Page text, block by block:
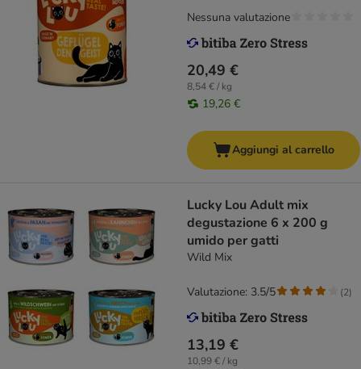
20,49 €
8,54 € / kg
19,26 €
Nessuna valutazione
Aggiungi al carrello
Lucky Lou Adult mix
degustazione 6 x 200 g
umido per gatti
Wild Mix
13,19 €
10,99 € / kg
Valutazione: 3.5/5 (2)